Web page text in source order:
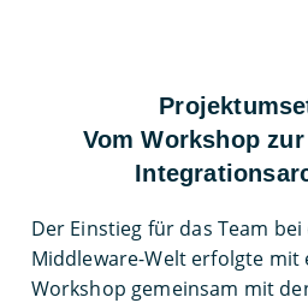
Vom Workshop
Der Einstieg für das Team
Middleware-Welt erfolgte
Workshop gemeinsam mit